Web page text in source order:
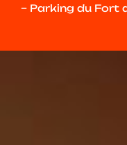
– Parking du Fort